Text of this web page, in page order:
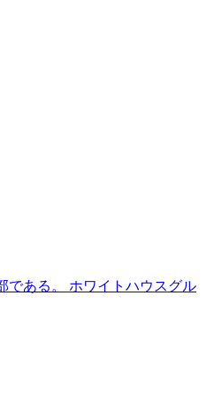
である。 ホワイトハウスグル